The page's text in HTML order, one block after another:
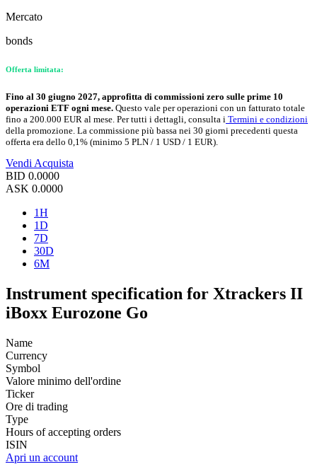
Mercato
bonds
Offerta limitata:
Fino al 30 giugno 2027, approfitta di commissioni zero sulle prime 10
operazioni ETF ogni mese. Questo vale per operazioni con un fatturato totale
fino a 200.000 EUR al mese. Per tutti i dettagli, consulta i Termini e condizioni
della promozione. La commissione più bassa nei 30 giorni precedenti questa
offerta era dello 0,1% (minimo 5 PLN / 1 USD / 1 EUR).
Vendi Acquista
BID 0.0000
ASK 0.0000
1H
1D
7D
30D
6M
Instrument specification for Xtrackers II
iBoxx Eurozone Go
Name
Currency
Symbol
Valore minimo dell'ordine
Ticker
Ore di trading
Type
Hours of accepting orders
ISIN
Apri un account